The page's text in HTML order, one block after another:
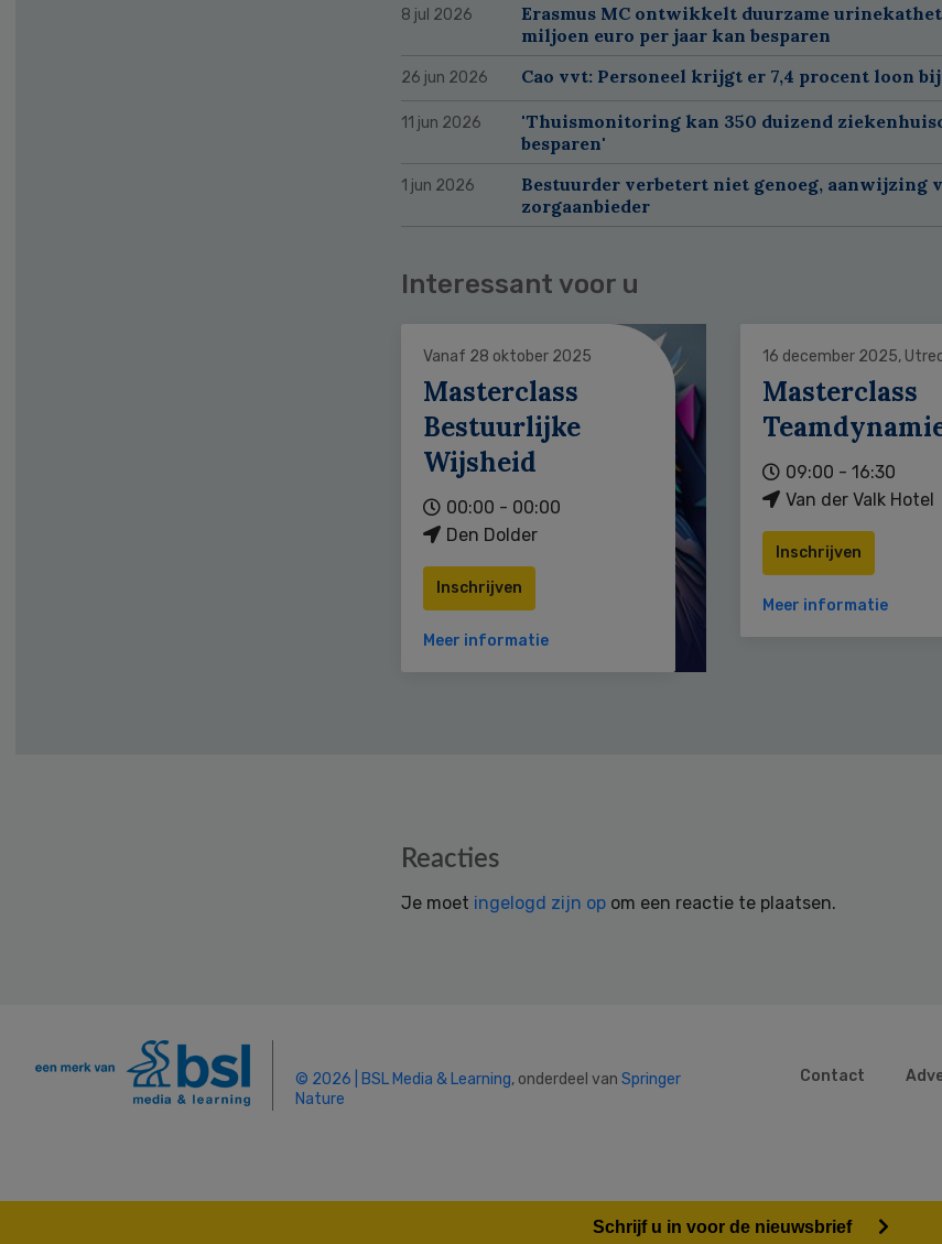
8 jul 2026
Erasmus MC ontwikkelt duurzame
miljoen euro per jaar kan besparen
26 jun 2026 Cao vvt: Personeel krijgt er 7,4 procent loon bij
11 jun 2026
'Thuismonitoring kan 350 duizend
besparen'
1 jun 2026
Bestuurder verbetert niet genoeg, aanwijzing
zorgaanbieder
Interessant voor u
Vanaf 28 oktober 2025
Masterclass
Bestuurlijke
Wijsheid
00:00 - 00:00
Den Dolder
Inschrijven
Meer informatie
16 december 2025,
Masterclass
09:00 - 16:30
Van der Valk Hotel
Inschrijven
Meer informatie
Reacties
Je moet ingelogd zijn op om een reactie te plaatsen.
© 2026 | BSL Media & Learning, onderdeel van Springer
Nature
Contact
Schrijf u in voor de nieuwsbrief